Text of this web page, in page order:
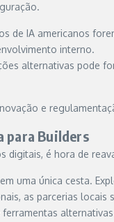
de IA americanos
interno.
alternativas pode
e
para Builders
digitais, é hora de
uma única cesta.
as parcerias